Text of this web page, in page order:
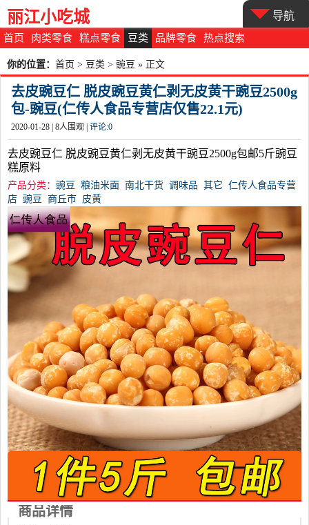
首页 肉类零食 糕点零食 豆类 品牌零食 热点搜索
丽江小吃城 导航
你的位置： 首页 > 豆类 > 豌豆 » 正文
去皮豌豆仁 脱皮豌豆黄仁剥无皮黄干豌豆2500g
包-豌豆(仁传人食品专营店仅售22.1元)
2020-01-28 | 8人围观 | 评论:0
去皮豌豆仁 脱皮豌豆黄仁剥无皮黄干豌豆2500g包邮5斤豌豆
糕原料
产品分类： 豌豆 粮油米面 南北干货 调味品 其它 仁传人食品专营
店 豌豆 商丘市 皮黄
商品详情